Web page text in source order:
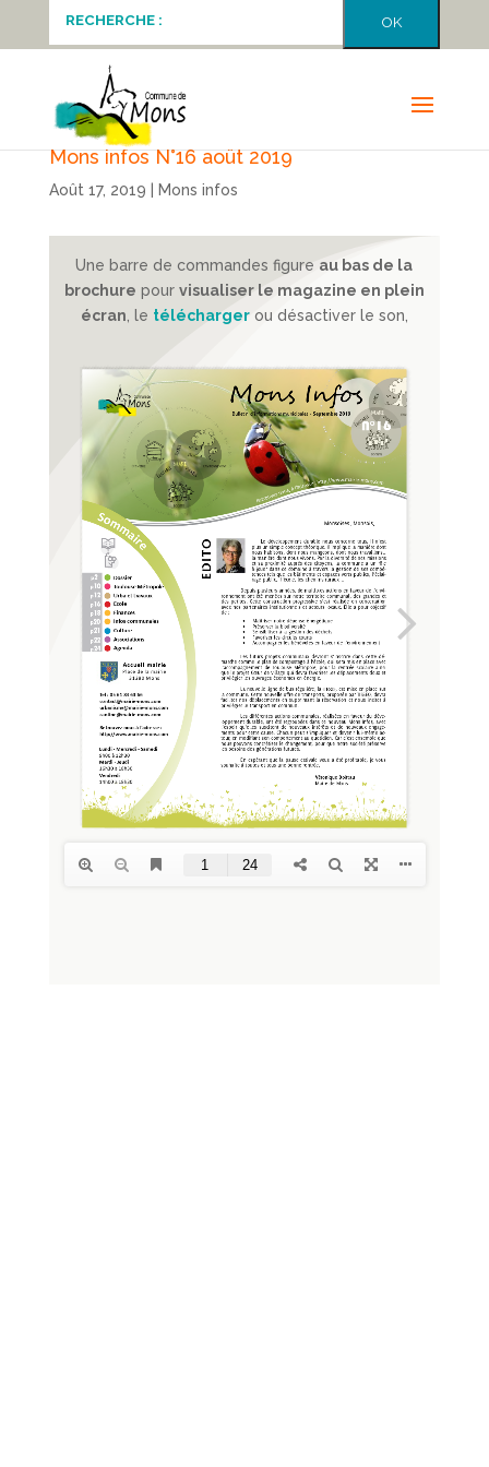
Mons infos N°16 août 2019
Août 17, 2019 Mons infos
Une barre de commandes figure au bas de la
brochure pour visualiser le magazine en plein
écran , le téléchargerou désactiver le son,